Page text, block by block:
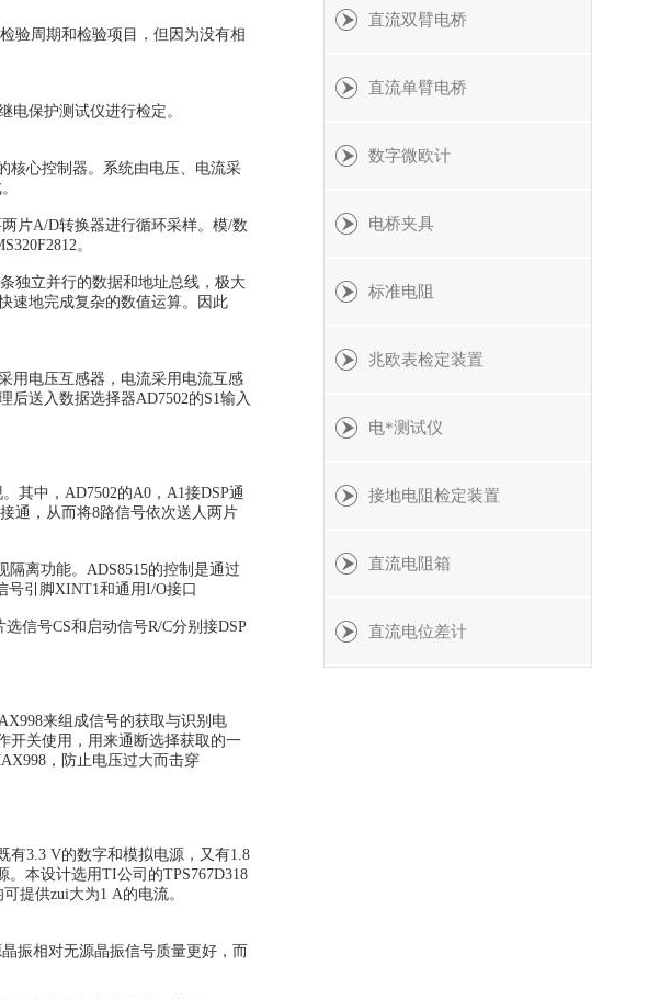
验周期和检验项目，但因为没有相
电保护测试仪进行检定。
心控制器。系统由电压、电流采
片A/D转换器进行循环采样。模/数
。
独立并行的数据和地址总线，极大
速地完成复杂的数值运算。因此
电压互感器，电流采用电流互感
后送入数据选择器AD7502的S1输入
其中，AD7502的A0，A1接DSP通
通，从而将8路信号依次送人两片
离功能。ADS8515的控制是通过
号引脚XINT1和通用I/O接口
信号CS和启动信号R/C分别接DSP
来组成信号的获取与识别电
开关使用，用来通断选择获取的一
，防止电压过大而击穿
3.3 V的数字和模拟电源，又有1.8
本设计选用TI公司的TPS767D318
提供zui大为1 A的电流。
振相对无源晶振信号质量更好，而
直流双臂电桥
直流单臂电桥
数字微欧计
电桥夹具
标准电阻
兆欧表检定装置
电*测试仪
接地电阻检定装置
直流电阻箱
直流电位差计